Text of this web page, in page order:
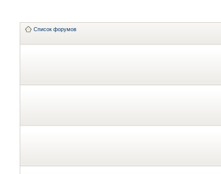
Список форумов